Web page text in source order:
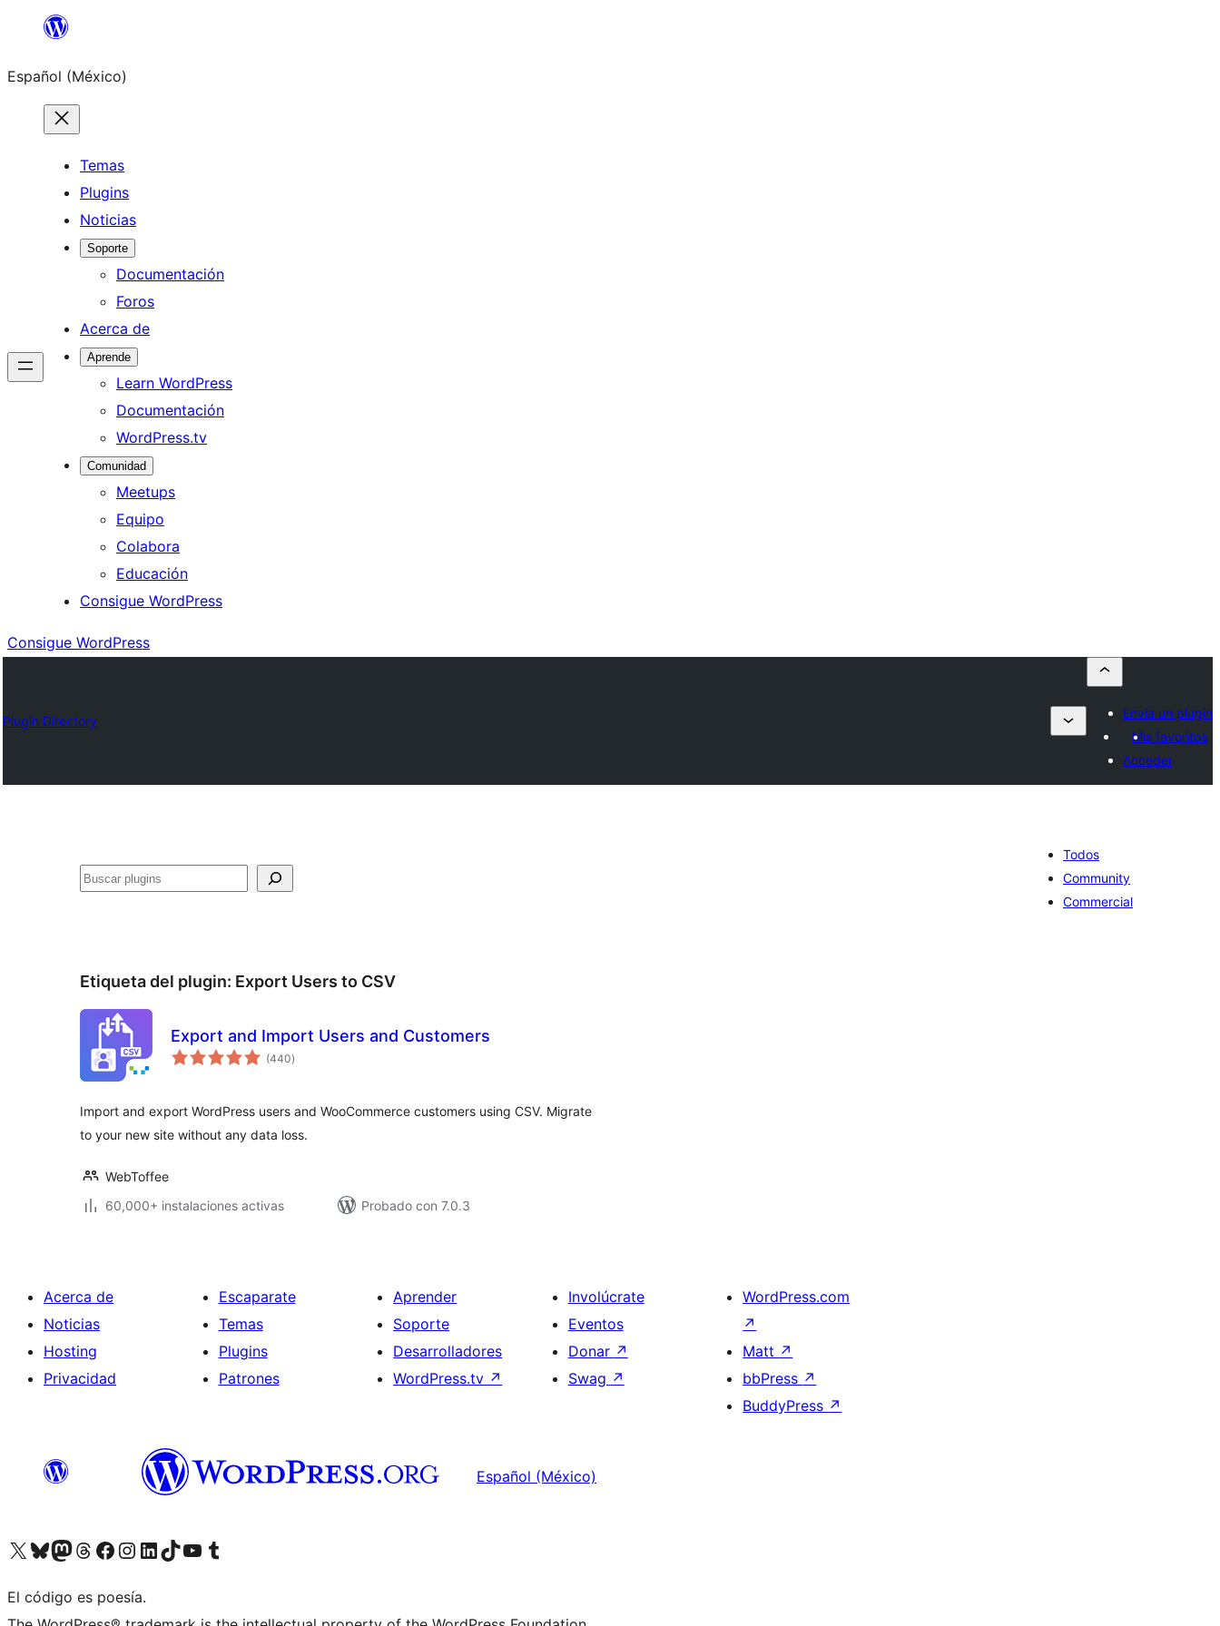
Saltar
contenido
Español (México)
Temas
Plugins
Noticias
Soporte
Documentación
Foros
Acerca de
Aprende
Learn WordPress
Documentación
WordPress.tv
Comunidad
Meetups
Equipo
Colabora
Educación
Consigue WordPress
Consigue WordPress
Plugin Directory
Envía un plugin
Mis favoritos
Acceder
Buscar
Todos
Community
Commercial
Etiqueta del plugin: Export Users to CSV
Export and Import Users and Customers
(440total
de
)
Import and export WordPress users and WooCommerce customers using CSV. Migrate
to your new site without any data loss.
WebToffee
60,000+ instalaciones activas
Probado con 7.0.3
Acerca de
Noticias
Hosting
Privacidad
Escaparate
Temas
Plugins
Patrones
Aprender
Soporte
Desarrolladores
WordPress.tv ↗
Involúcrate
Eventos
Donar ↗
Swag ↗
WordPress.com
↗
Matt ↗
bbPress ↗
BuddyPress ↗
Español (México)
Visita nuestra cuenta de X (anteriormente Twitter)
Visita nuestra cuenta de Bluesky
Visita nuestra cuenta de Mastodon
Visita nuestra cuenta de Threads
Visita nuestra página de Facebook
Visita nuestra cuenta de Instagram
Visita nuestra cuenta de LinkedIn
Visita nuestra cuenta de TikTok
Visita nuestro canal de YouTube
Visita nuestra cuenta de Tumblr
El código es poesía.